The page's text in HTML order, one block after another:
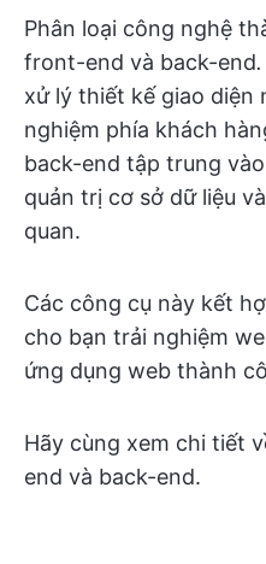
Phân loại công nghệ
front-end và back-end.
xử lý thiết kế giao diện
nghiệm phía khách
back-end tập trung
quản trị cơ sở dữ liệu
quan.
Các công cụ này kết
cho bạn trải nghiệm
ứng dụng web thành
Hãy cùng xem chi tiết
end và back-end.